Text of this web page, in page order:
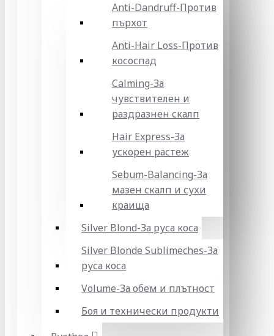
Anti-Dandruff-Против
пърхот
Anti-Hair Loss-Против
кососпад
Calming-За
чувствителен и
раздразнен скалп
Hair Express-За
ускорен растеж
Sebum-Balancing-За
мазен скалп и сухи
краища
Silver Blond-За руса коса
Silver Blonde Sublіmeches-За
руса коса
Volume-За обем и плътност
Боя и технически продукти